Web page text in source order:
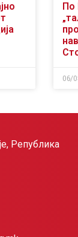
По
06/
Република